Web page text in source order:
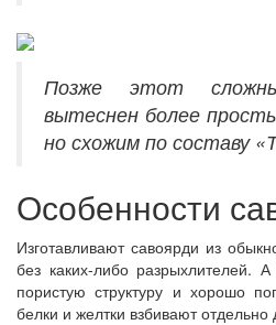
Позже этот
вытеснен более
но схожим по составу
Особенности
Изготавливают савоярди из
без каких-либо разрыхлителей.
пористую структуру и хорошо
белки и желтки взбивают отдельно